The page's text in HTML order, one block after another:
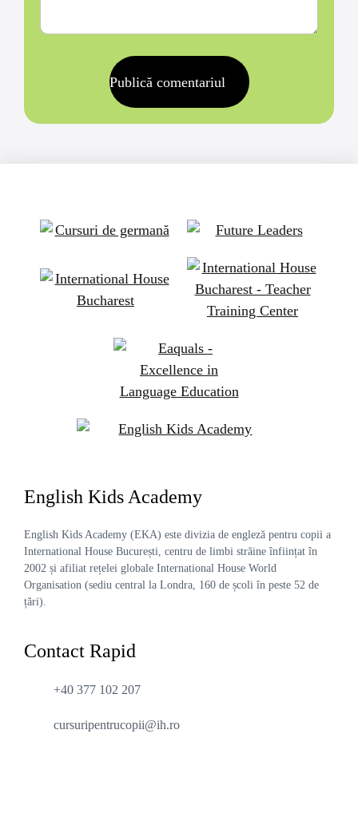
English Kids Academy
English Kids Academy (EKA) este divizia de engleză pentru copii a
International House București, centru de limbi străine înființat în
2002 și afiliat rețelei globale International House World
Organisation (sediu central la Londra, 160 de școli în peste 52 de
țări).
Contact Rapid
+40 377 102 207
cursuripentrucopii@ih.ro